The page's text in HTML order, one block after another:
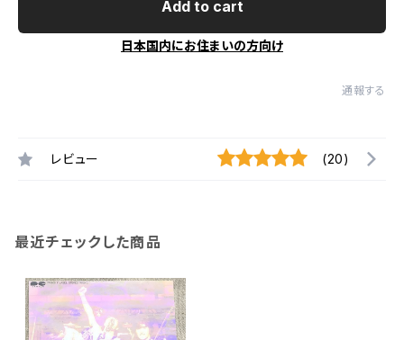
Add to cart
日本国内にお住まいの方向け
通報する
レビュー (20)
最近チェックした商品